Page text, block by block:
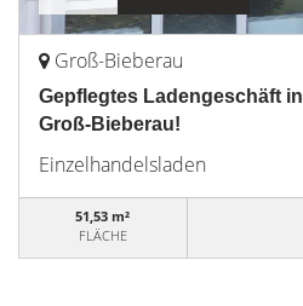
Groß-Bieberau
Gepflegtes Ladengeschäft
Groß-Bieberau!
Einzelhandelsladen
51,53 m²
FLÄCHE